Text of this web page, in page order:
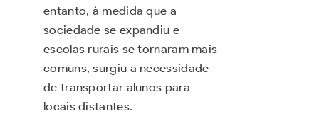
entanto, à medida que a
sociedade se expandiu e
escolas rurais se tornaram mais
comuns, surgiu a necessidade
de transportar alunos para
locais distantes.